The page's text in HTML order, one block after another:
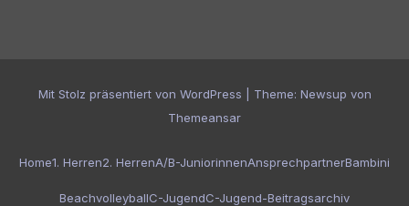
Mit Stolz präsentiert von WordPress Theme: Newsup von
Themeansar
Home1. Herren2. HerrenA/B-JuniorinnenAnsprechpartnerBambini
BeachvolleyballC-JugendC-Jugend-Beitragsarchiv